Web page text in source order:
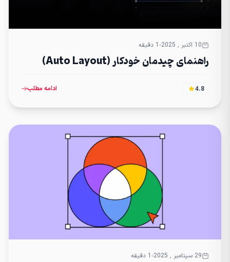
10 اکتبر , 2025 1 دقیقه
راهنمای چیدمان خودکار (Auto Layout)
4.8 ادامه مطلب
29 سپتامبر , 2025 1 دقیقه